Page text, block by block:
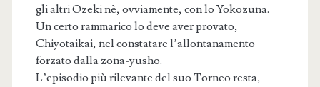
gli altri Ozeki nè, ovviamente, con lo Yokozuna.
Un certo rammarico lo deve aver provato,
Chiyotaikai, nel constatare l’allontanamento
forzato dalla zona-yusho.
L’episodio più rilevante del suo Torneo resta,